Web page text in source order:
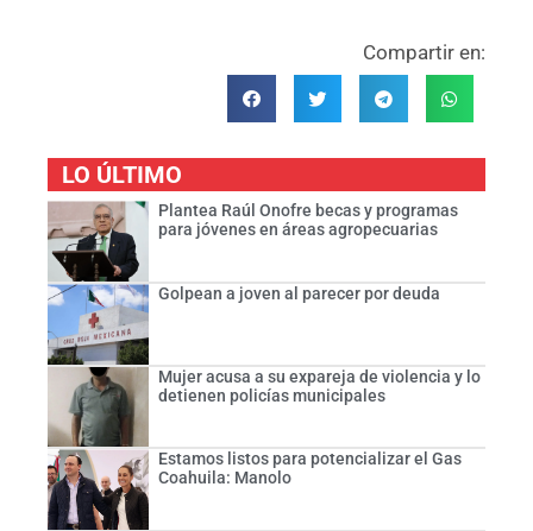
Compartir en:
LO ÚLTIMO
Plantea Raúl Onofre becas y programas
para jóvenes en áreas agropecuarias
Golpean a joven al parecer por deuda
Mujer acusa a su expareja de violencia y lo
detienen policías municipales
Estamos listos para potencializar el Gas
Coahuila: Manolo